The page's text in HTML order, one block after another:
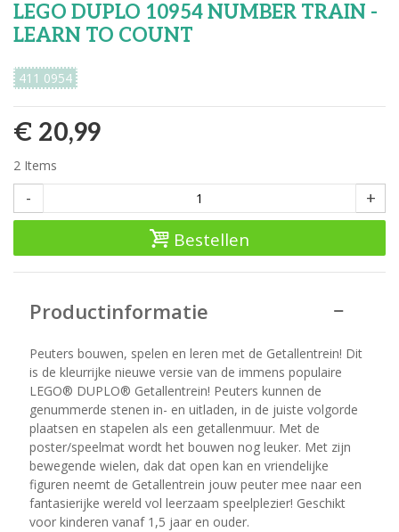
LEGO DUPLO 10954 NUMBER TRAIN -
LEARN TO COUNT
411 0954
€ 20,99
2 Items
- +
Bestellen
Productinformatie
Peuters bouwen, spelen en leren met de Getallentrein! Dit
is de kleurrijke nieuwe versie van de immens populaire
LEGO® DUPLO® Getallentrein! Peuters kunnen de
genummerde stenen in- en uitladen, in de juiste volgorde
plaatsen en stapelen als een getallenmuur. Met de
poster/speelmat wordt het bouwen nog leuker. Met zijn
bewegende wielen, dak dat open kan en vriendelijke
figuren neemt de Getallentrein jouw peuter mee naar een
fantasierijke wereld vol leerzaam speelplezier! Geschikt
voor kinderen vanaf 1,5 jaar en ouder.